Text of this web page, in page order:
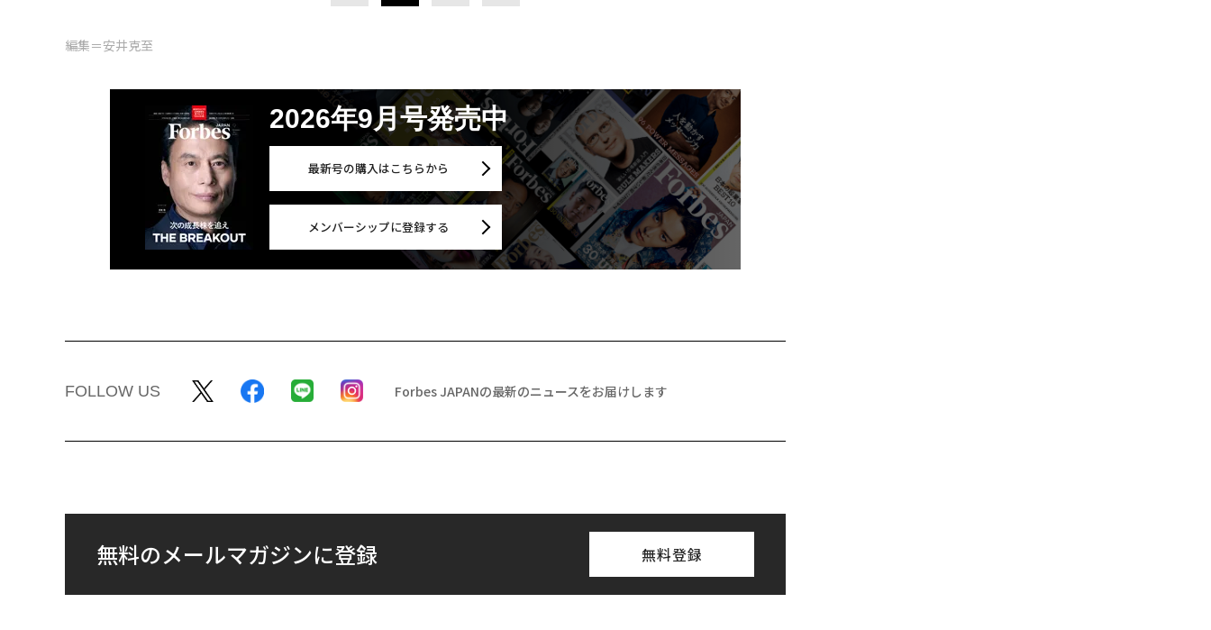
編集＝安井克至
2026年9月号発売中
最新号の購入はこちらから
メンバーシップに登録する
FOLLOW US Forbes JAPANの最新のニュースをお届けします
無料のメールマガジンに登録 無料登録